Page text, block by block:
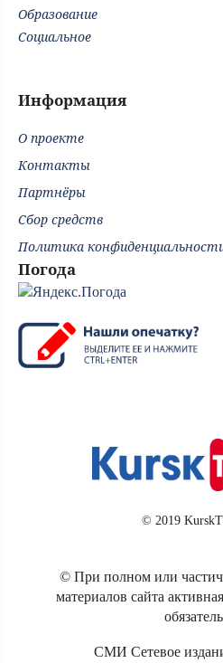
Образование
Социальное
Информация
О проекте
Контакты
Партнёры
Сбор средств
Политика
Погода
© 2019
© При полном или
материалов сайта
СМИ Сетевое